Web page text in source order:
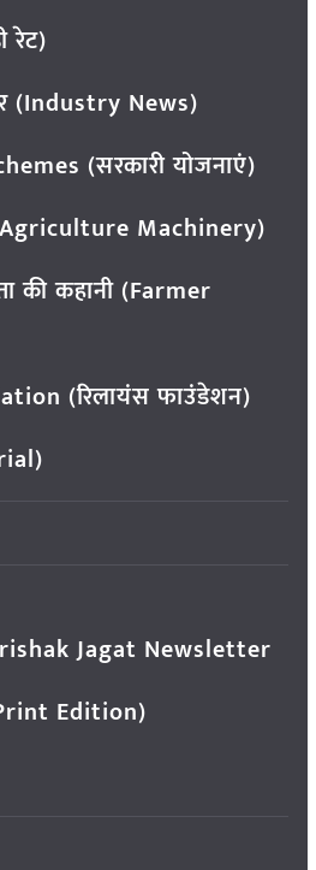
रेट)
(Industry News)
(सरकारी योजनाएं)
Machinery)
की कहानी (Farmer
(रिलायंस फाउंडेशन)
Jagat Newsletter
Edition)